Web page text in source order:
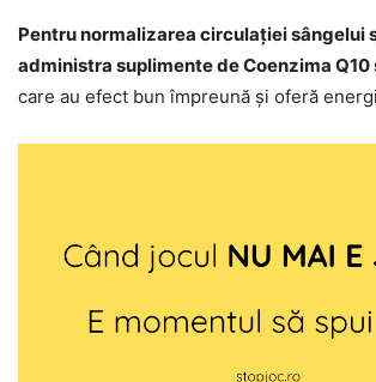
Pentru normalizarea circulației sângelui
administra suplimente de Coenzima Q10
care au efect bun împreună și oferă